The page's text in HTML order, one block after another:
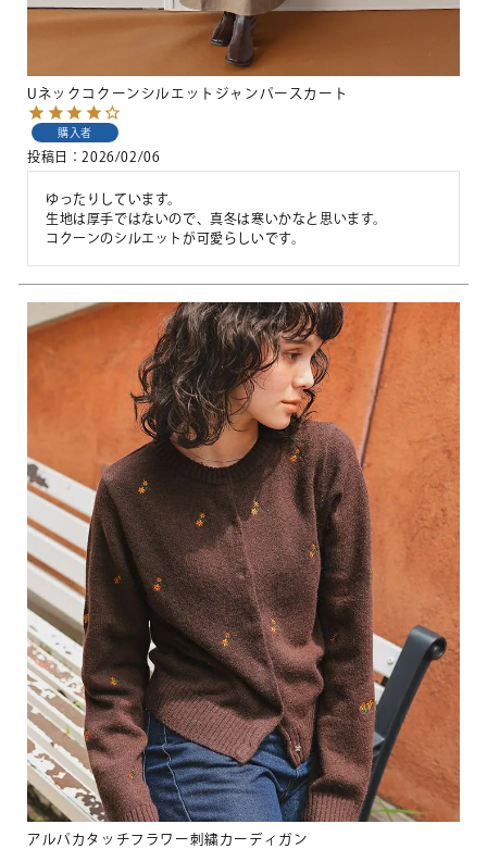
Uネックコクーンシルエットジャンパースカート
購入者
投稿日 2026/02/06
ゆったりしています。
生地は厚手ではないので、真冬は寒いかなと思います。
コクーンのシルエットが可愛らしいです。
アルパカタッチフラワー刺繍カーディガン